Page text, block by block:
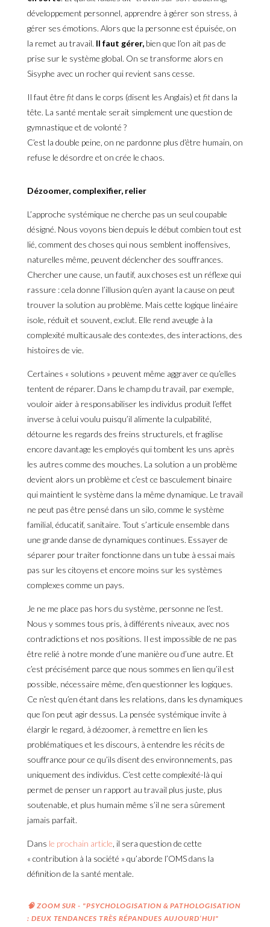
développement personnel, apprendre à gérer son stress, à
gérer ses émotions. Alors que la personne est épuisée, on
la remet au travail. Il faut gérer,bien que l’on ait pas de
prise sur le système global. On se transforme alors en
Sisyphe avec un rocher qui revient sans cesse.
Il faut être fitdans le corps (disent les Anglais) et fitdans la
tête. La santé mentale serait simplement une question de
gymnastique et de volonté ?
C’est la double peine, on ne pardonne plus d’être humain, on
refuse le désordre et on crée le chaos.
Dézoomer, complexifier, relier
L’approche systémique ne cherche pas un seul coupable
désigné. Nous voyons bien depuis le début combien tout est
lié, comment des choses qui nous semblent inoffensives,
naturelles même, peuvent déclencher des souffrances.
Chercher une cause, un fautif, aux choses est un réflexe qui
rassure : cela donne l’illusion qu’en ayant la cause on peut
trouver la solution au problème. Mais cette logique linéaire
isole, réduit et souvent, exclut. Elle rend aveugle à la
complexité multicausale des contextes, des interactions, des
histoires de vie.
Certaines « solutions » peuvent même aggraver ce qu’elles
tentent de réparer. Dans le champ du travail, par exemple,
vouloir aider à responsabiliser les individus produit l’effet
inverse à celui voulu puisqu’il alimente la culpabilité,
détourne les regards des freins structurels, et fragilise
encore davantage les employés qui tombent les uns après
les autres comme des mouches. La solution a un problème
devient alors un problème et c’est ce basculement binaire
qui maintient le système dans la même dynamique. Le travail
ne peut pas être pensé dans un silo, comme le système
familial, éducatif, sanitaire. Tout s’articule ensemble dans
une grande danse de dynamiques continues. Essayer de
séparer pour traiter fonctionne dans un tube à essai mais
pas sur les citoyens et encore moins sur les systèmes
complexes comme un pays.
Je ne me place pas hors du système, personne ne l’est.
Nous y sommes tous pris, à différents niveaux, avec nos
contradictions et nos positions. Il est impossible de ne pas
être relié à notre monde d’une manière ou d’une autre. Et
c’est précisément parce que nous sommes en lien qu’il est
possible, nécessaire même, d’en questionner les logiques.
Ce n’est qu’en étant dans les relations, dans les dynamiques
que l’on peut agir dessus. La pensée systémique invite à
élargir le regard, à dézoomer, à remettre en lien les
problématiques et les discours, à entendre les récits de
souffrance pour ce qu’ils disent des environnements, pas
uniquement des individus. C’est cette complexité-là qui
permet de penser un rapport au travail plus juste, plus
soutenable, et plus humain même s’il ne sera sûrement
jamais parfait.
Dans le prochain article, il sera question de cette
« contribution à la société » qu’aborde l’OMS dans la
définition de la santé mentale.
🧠 ZOOM SUR - "PSYCHOLOGISATION & PATHOLOGISATION
: DEUX TENDANCES TRÈS RÉPANDUES AUJOURD’HUI"